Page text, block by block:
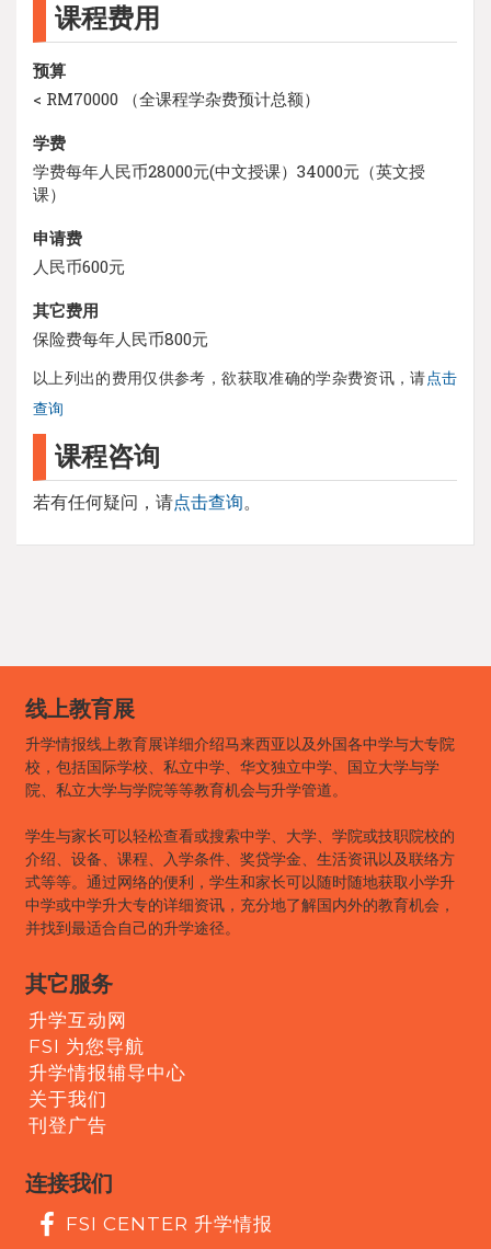
课程费用
预算
< RM70000 （全课程学杂费预计总额）
学费
学费每年人民币28000元(中文授课）34000元（英文授
课）
申请费
人民币600元
其它费用
保险费每年人民币800元
以上列出的费用仅供参考，欲获取准确的学杂费资讯，请点击
查询
课程咨询
若有任何疑问，请点击查询。
线上教育展
升学情报线上教育展详细介绍马来西亚以及外国各中学与大专院
校，包括国际学校、私立中学、华文独立中学、国立大学与学
院、私立大学与学院等等教育机会与升学管道。
学生与家长可以轻松查看或搜索中学、大学、学院或技职院校的
介绍、设备、课程、入学条件、奖贷学金、生活资讯以及联络方
式等等。通过网络的便利，学生和家长可以随时随地获取小学升
中学或中学升大专的详细资讯，充分地了解国内外的教育机会，
并找到最适合自己的升学途径。
其它服务
升学互动网
FSI 为您导航
升学情报辅导中心
关于我们
刊登广告
连接我们
FSI CENTER 升学情报